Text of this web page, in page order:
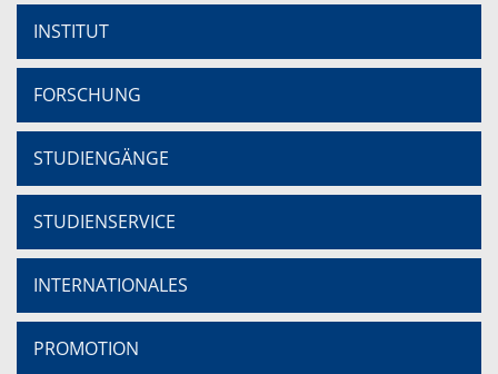
INSTITUT
FORSCHUNG
STUDIENGÄNGE
STUDIENSERVICE
INTERNATIONALES
PROMOTION